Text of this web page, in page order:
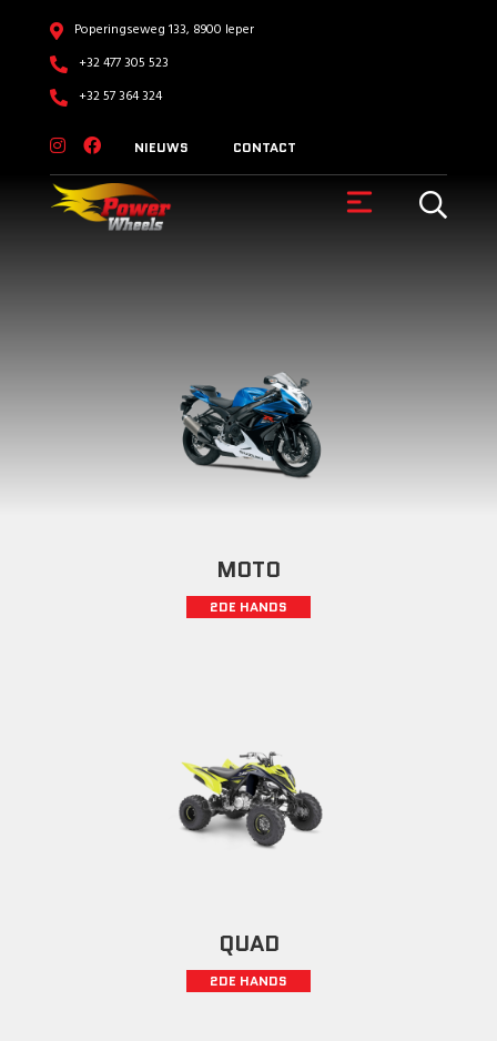
Poperingseweg 133, 8900 Ieper
+32 477 305 523
+32 57 364 324
NIEUWS CONTACT
MOTO
2DE HANDS
QUAD
2DE HANDS